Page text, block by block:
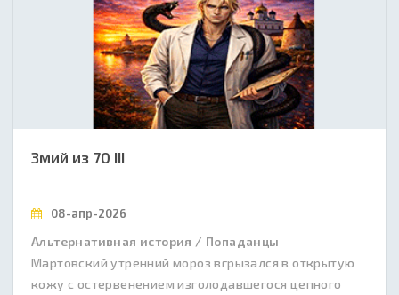
Змий из 70 III
08-апр-2026
Альтернативная история / Попаданцы
Мартовский утренний мороз вгрызался в открытую
кожу с остервенением изголодавшегося цепного